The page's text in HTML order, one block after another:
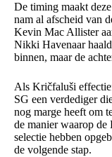
De timing maakt
nam al afscheid van
Kevin Mac Allister
Nikki Havenaar
binnen, maar de
Als Kričfaluši
SG een verdediger
nog marge heeft om
de manier waarop de
selectie hebben
de volgende stap.